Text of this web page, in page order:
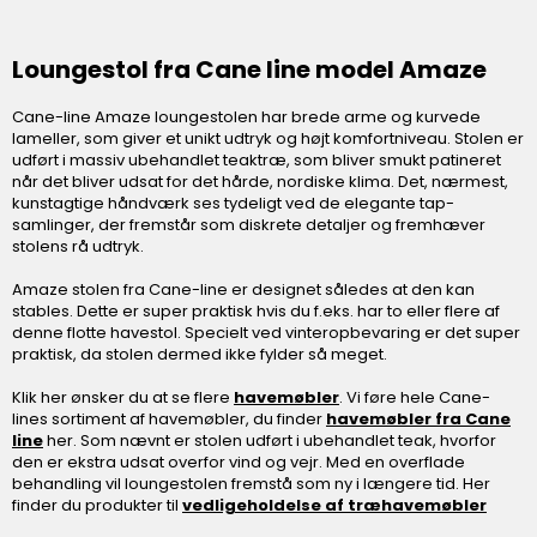
Loungestol fra Cane line model Amaze
Cane-line Amaze loungestolen har brede arme og kurvede
lameller, som giver et unikt udtryk og højt komfortniveau. Stolen er
udført i massiv ubehandlet teaktræ, som bliver smukt patineret
når det bliver udsat for det hårde, nordiske klima. Det, nærmest,
kunstagtige håndværk ses tydeligt ved de elegante tap-
samlinger, der fremstår som diskrete detaljer og fremhæver
stolens rå udtryk.
Amaze stolen fra Cane-line er designet således at den kan
stables. Dette er super praktisk hvis du f.eks. har to eller flere af
denne flotte havestol. Specielt ved vinteropbevaring er det super
praktisk, da stolen dermed ikke fylder så meget.
Klik her ønsker du at se flere havemøbler. Vi føre hele Cane-
lines sortiment af havemøbler, du finder havemøbler fra Cane
lineher. Som nævnt er stolen udført i ubehandlet teak, hvorfor
den er ekstra udsat overfor vind og vejr. Med en overflade
behandling vil loungestolen fremstå som ny i længere tid. Her
finder du produkter til vedligeholdelse af træhavemøbler